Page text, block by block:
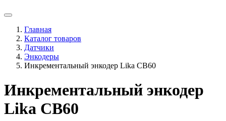
Главная
Каталог товаров
Датчики
Энкодеры
Инкрементальный энкодер Lika CB60
Инкрементальный энкодер
Lika CB60